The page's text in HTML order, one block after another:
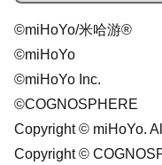
©miHoYo/米哈游®
©miHoYo
©miHoYo Inc.
©COGNOSPHERE
Copyright © miHoYo.
Copyright ©